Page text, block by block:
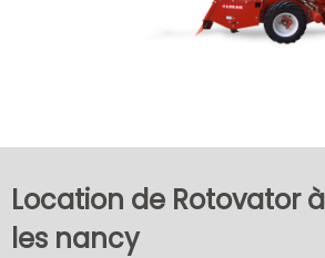
Location de Rotovator
les nancy